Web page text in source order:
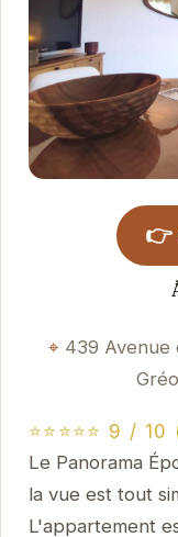
👉
439
⭐⭐⭐⭐⭐ 9 /
Le Panorama
la vue est tout
L'appartement